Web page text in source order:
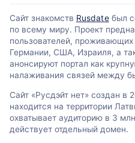
Сайт знакомств Rusdateбыл
по всему миру. Проект
пользователей,
Германии, США, Израиля, а
анонсируют портал как
налаживания связей между
Сайт «Pусдэйт нет» создан в
находится на территории
охватывает аудиторию в 3
действует отдельный домен.